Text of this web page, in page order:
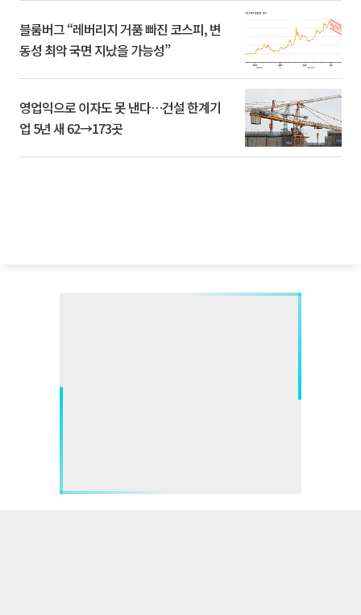
블룸버그 “레버리지 거품 빠진 코스피, 변
동성 최악 국면 지났을 가능성”
영업익으로 이자도 못 낸다…건설 한계기
업 5년 새 62→173곳